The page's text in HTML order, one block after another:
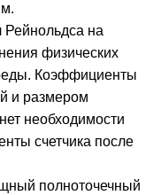
Рейнольдса на
физических
Коэффициенты
и размером
необходимости
счетчика после
полноточечный